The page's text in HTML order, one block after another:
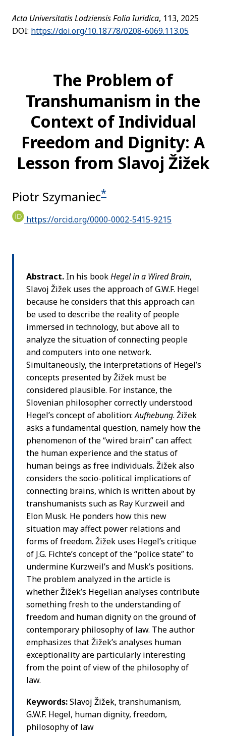
Acta Universitatis Lodziensis Folia Iuridica, 113, 2025
DOI: https://doi.org/10.18778/0208-6069.113.05
The Problem of
Transhumanism in the
Context of Individual
Freedom and Dignity: A
Lesson from Slavoj Žižek
Piotr Szymaniec*
https://orcid.org/0000-0002-5415-9215
Abstract. In his bookHegel in a Wired Brain,
Slavoj Žižek uses the approach of G.W.F. Hegel
because he considers that this approach can
be used to describe the reality of people
immersed in technology, but above all to
analyze the situation of connecting people
and computers into one network.
Simultaneously, the interpretations of Hegel’s
concepts presented by Žižek must be
considered plausible. For instance, the
Slovenian philosopher correctly understood
Hegel’s concept of abolition:Aufhebung. Žižek
asks a fundamental question, namely how the
phenomenon of the “wired brain” can affect
the human experience and the status of
human beings as free individuals. Žižek also
considers the socio-political implications of
connecting brains, which is written about by
transhumanists such as Ray Kurzweil and
Elon Musk. He ponders how this new
situation may affect power relations and
forms of freedom. Žižek uses Hegel’s critique
of J.G. Fichte’s concept of the “police state” to
undermine Kurzweil’s and Musk’s positions.
The problem analyzed in the article is
whether Žižek’s Hegelian analyses contribute
something fresh to the understanding of
freedom and human dignity on the ground of
contemporary philosophy of law. The author
emphasizes that Žižek’s analyses human
exceptionality are particularly interesting
from the point of view of the philosophy of
law.
Keywords:Slavoj Žižek, transhumanism,
G.W.F. Hegel, human dignity, freedom,
philosophy of law